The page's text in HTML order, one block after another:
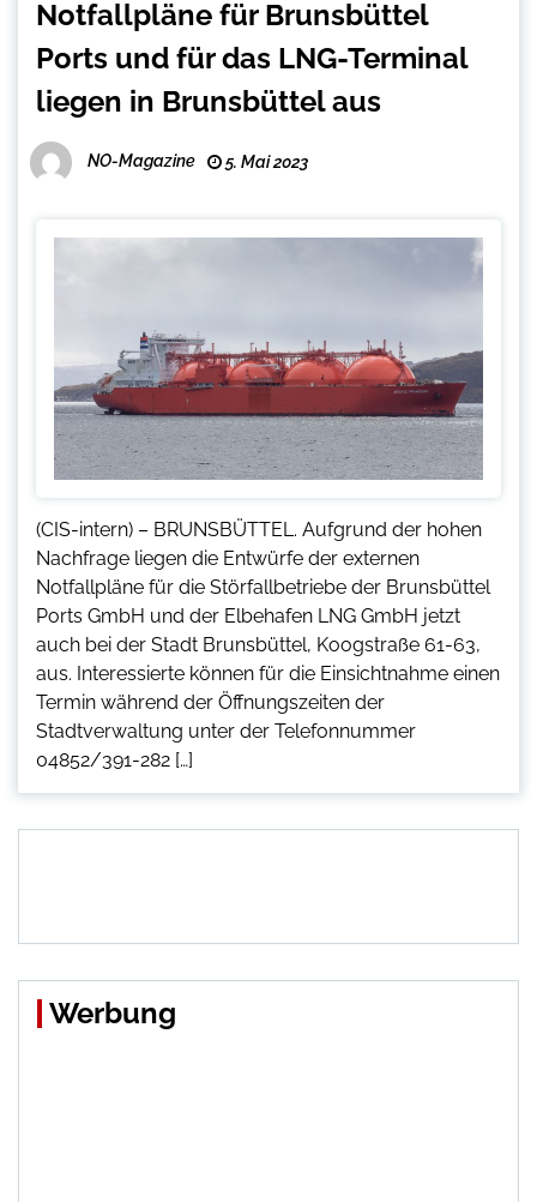
Notfallpläne für Brunsbüttel
Ports und für das LNG-Terminal
liegen in Brunsbüttel aus
NO-Magazine 5. Mai 2023
(CIS-intern) – BRUNSBÜTTEL. Aufgrund der hohen
Nachfrage liegen die Entwürfe der externen
Notfallpläne für die Störfallbetriebe der Brunsbüttel
Ports GmbH und der Elbehafen LNG GmbH jetzt
auch bei der Stadt Brunsbüttel, Koogstraße 61-63,
aus. Interessierte können für die Einsichtnahme einen
Termin während der Öffnungszeiten der
Stadtverwaltung unter der Telefonnummer
04852/391-282 […]
Werbung